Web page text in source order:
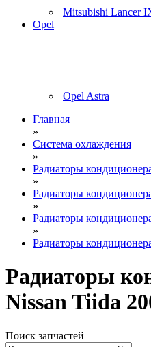
Mitsubishi Lancer
Opel
Opel Astra
Главная
»
Система охлаждения
»
Радиаторы
»
Радиаторы
»
Радиаторы
»
Радиаторы
Радиаторы
Nissan Tiida
Поиск запчастей